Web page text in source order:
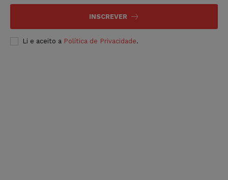
INSCREVER
Li e aceito a Política de Privacidade.